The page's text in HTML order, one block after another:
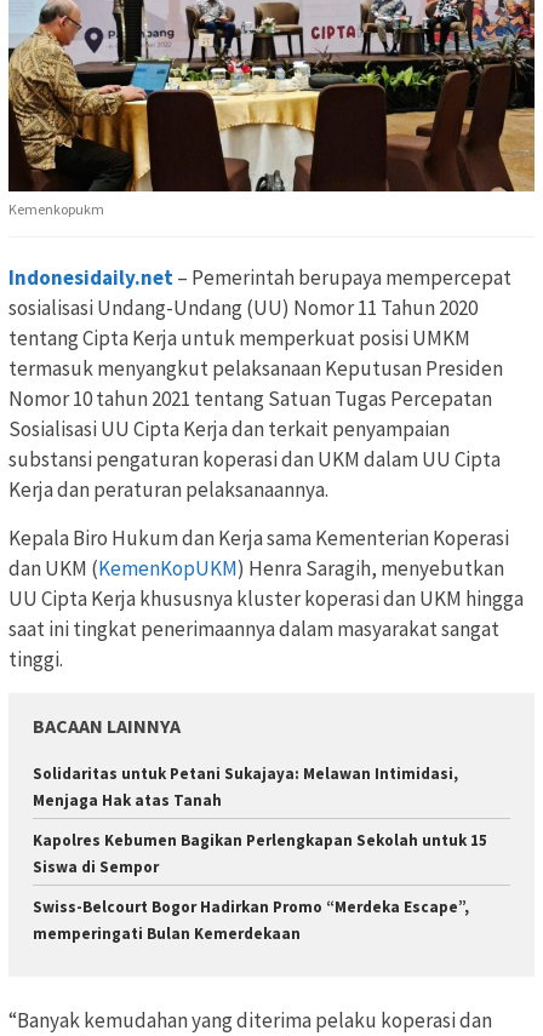
Kemenkopukm
Indonesidaily.net– Pemerintah berupaya mempercepat
sosialisasi Undang-Undang (UU) Nomor 11 Tahun 2020
tentang Cipta Kerja untuk memperkuat posisi UMKM
termasuk menyangkut pelaksanaan Keputusan Presiden
Nomor 10 tahun 2021 tentang Satuan Tugas Percepatan
Sosialisasi UU Cipta Kerja dan terkait penyampaian
substansi pengaturan koperasi dan UKM dalam UU Cipta
Kerja dan peraturan pelaksanaannya.
Kepala Biro Hukum dan Kerja sama Kementerian Koperasi
dan UKM (KemenKopUKM) Henra Saragih, menyebutkan
UU Cipta Kerja khususnya kluster koperasi dan UKM hingga
saat ini tingkat penerimaannya dalam masyarakat sangat
tinggi.
BACAAN LAINNYA
Solidaritas untuk Petani Sukajaya: Melawan Intimidasi,
Menjaga Hak atas Tanah
Kapolres Kebumen Bagikan Perlengkapan Sekolah untuk 15
Siswa di Sempor
Swiss-Belcourt Bogor Hadirkan Promo “Merdeka Escape”,
memperingati Bulan Kemerdekaan
“Banyak kemudahan yang diterima pelaku koperasi dan